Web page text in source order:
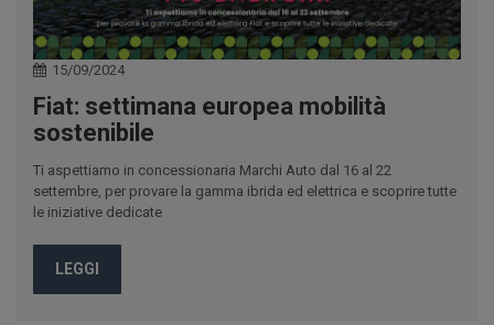
15/09/2024
Fiat: settimana europea mobilità
sostenibile
Ti aspettiamo in concessionaria Marchi Auto dal 16 al 22
settembre, per provare la gamma ibrida ed elettrica e scoprire tutte
le iniziative dedicate
LEGGI